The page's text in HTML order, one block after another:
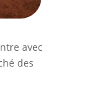
avec
des